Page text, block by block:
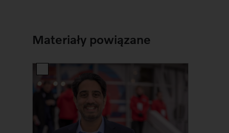
Materiały powiązane